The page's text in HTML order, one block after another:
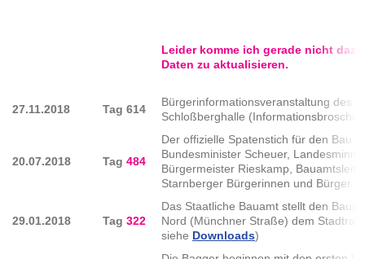
Leider komme ich gerade nicht
Daten zu aktualisieren.
27.11.2018 Tag 614
Bürgerinformationsveranstaltung des
Schloßberghalle
20.07.2018 Tag 484
Der offizielle Spatenstich für den Bau
Bundesminister Scheuer,
Bürgermeister Rieskamp,
Starnberger Bürgerinnen und Bürger.
29.01.2018 Tag 322
Das Staatliche Bauamt stellt den
Nord (Münchner Straße) dem Stadtrat
siehe Downloads)